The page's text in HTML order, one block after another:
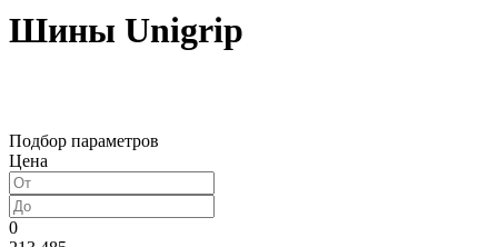
Шины Unigrip
Подбор параметров
Цена
0